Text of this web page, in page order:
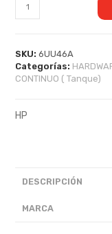
SKU:6UU46A
Categorías:
CONTINUO ( Tanque)
HP
DESCRIPCIÓN
MARCA